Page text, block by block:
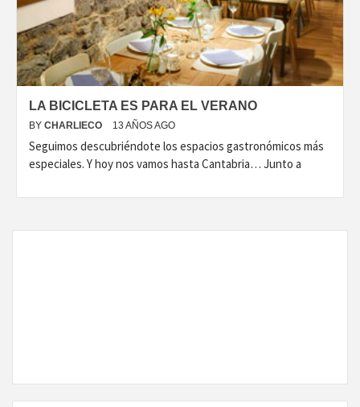
DISEÑO…
LA BICICLETA ES PARA EL VERANO
BY CHARLIECO 13 AÑOS AGO
Seguimos descubriéndote los espacios gastronómicos más
especiales. Y hoy nos vamos hasta Cantabria… Junto a